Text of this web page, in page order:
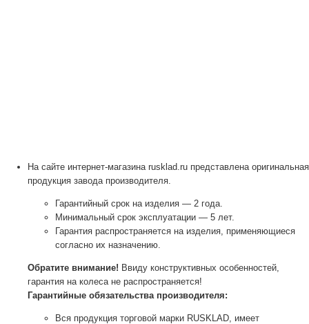
На сайте интернет-магазина rusklad.ru представлена оригинальная
продукция завода производителя.
Гарантийный срок на изделия — 2 года.
Минимальный срок эксплуатации — 5 лет.
Гарантия распространяется на изделия, применяющиеся
согласно их назначению.
Обратите внимание! Ввиду конструктивных особенностей,
гарантия на колеса не распространяется!
Гарантийные обязательства производителя:
Вся продукция торговой марки RUSKLAD, имеет